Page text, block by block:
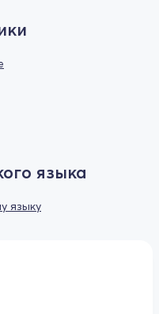
языка
языку